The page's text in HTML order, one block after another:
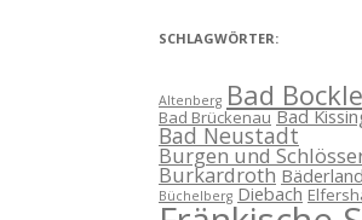
SCHLAGWÖRTER:
Altenberg Bad
Bad Brückenau Bad
Bad Neustadt
Burgen und
Burkardroth
Büchelberg Diebach